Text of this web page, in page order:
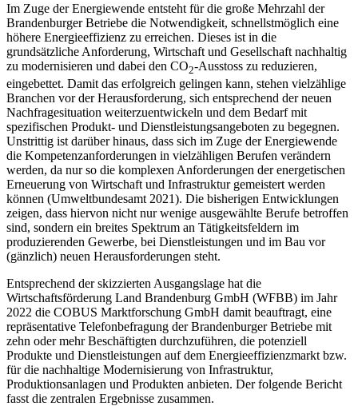
Im Zuge der Energiewende entsteht für die große Mehrzahl der
Brandenburger Betriebe die Notwendigkeit, schnellstmöglich eine
höhere Energieeffizienz zu erreichen. Dieses ist in die
grundsätzliche Anforderung, Wirtschaft und Gesellschaft nachhaltig
zu modernisieren und dabei den CO2-Ausstoss zu reduzieren,
eingebettet. Damit das erfolgreich gelingen kann, stehen vielzählige
Branchen vor der Herausforderung, sich entsprechend der neuen
Nachfragesituation weiterzuentwickeln und dem Bedarf mit
spezifischen Produkt- und Dienstleistungsangeboten zu begegnen.
Unstrittig ist darüber hinaus, dass sich im Zuge der Energiewende
die Kompetenzanforderungen in vielzähligen Berufen verändern
werden, da nur so die komplexen Anforderungen der energetischen
Erneuerung von Wirtschaft und Infrastruktur gemeistert werden
können (Umweltbundesamt 2021). Die bisherigen Entwicklungen
zeigen, dass hiervon nicht nur wenige ausgewählte Berufe betroffen
sind, sondern ein breites Spektrum an Tätigkeitsfeldern im
produzierenden Gewerbe, bei Dienstleistungen und im Bau vor
(gänzlich) neuen Herausforderungen steht.
Entsprechend der skizzierten Ausgangslage hat die
Wirtschaftsförderung Land Brandenburg GmbH (WFBB) im Jahr
2022 die COBUS Marktforschung GmbH damit beauftragt, eine
repräsentative Telefonbefragung der Brandenburger Betriebe mit
zehn oder mehr Beschäftigten durchzuführen, die potenziell
Produkte und Dienstleistungen auf dem Energieeffizienzmarkt bzw.
für die nachhaltige Modernisierung von Infrastruktur,
Produktionsanlagen und Produkten anbieten. Der folgende Bericht
fasst die zentralen Ergebnisse zusammen.